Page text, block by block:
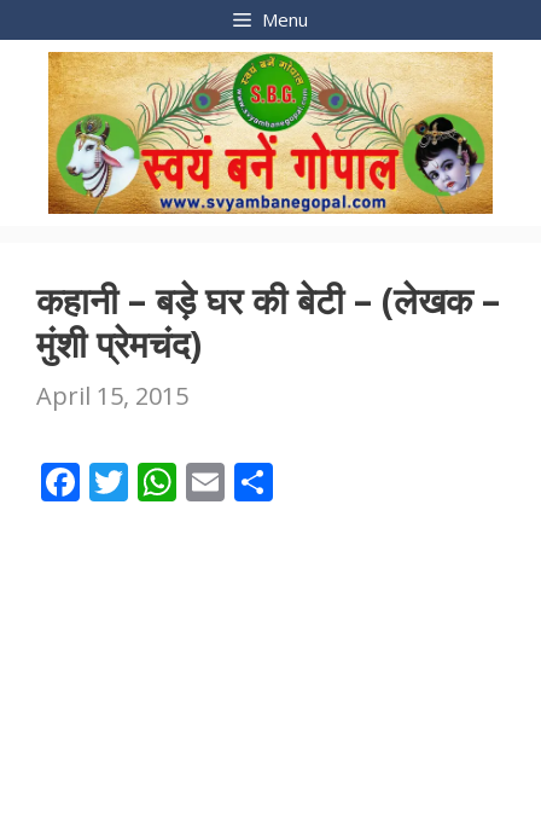
content
Menu
कहानी – बड़े घर की बेटी – (लेखक –
मुंशी प्रेमचंद)
April 15, 2015
F T W E